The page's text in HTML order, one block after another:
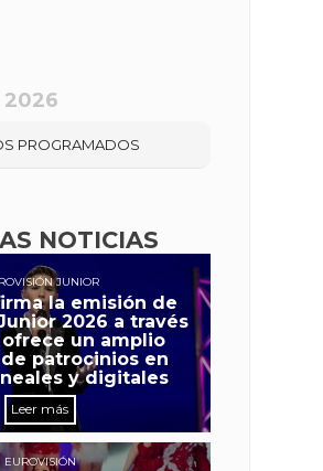
2026
PROGRAMADOS
NOTICIAS
JUNIOR
la emisión de
2026 a través
ofrece un amplio
patrocinios en
y digitales
Leer más
EUROVISIÓN